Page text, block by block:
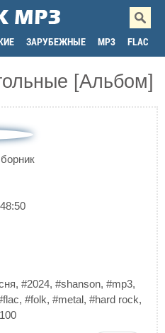
ЗАРУБЕЖНЫЕ MP3 FLAC
[Альбом]
, #2024, #shanson, #mp3,
, #folk, #metal, #hard rock,